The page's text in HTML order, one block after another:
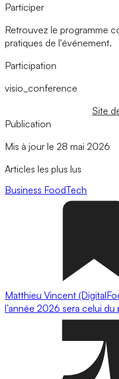
Participer
Retrouvez le programme
pratiques de l'événement.
Participation
visio_conference
Site
Publication
Mis à jour le 28 mai 2026
Articles les plus lus
Business FoodTech
Matthieu Vincent
l’année 2026 sera celui du